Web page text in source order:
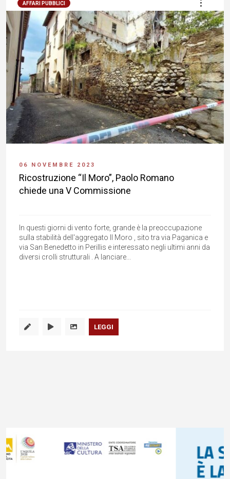
AFFARI PUBBLICI
06 NOVEMBRE 2023
Ricostruzione “Il Moro”, Paolo Romano
chiede una V Commissione
In questi giorni di vento forte, grande è la preoccupazione
sulla stabilità dell'aggregato II Moro , sito tra via Paganica e
via San Benedetto in Perillis e interessato negli ultimi anni da
diversi crolli strutturali . A lanciare...
LEGGI